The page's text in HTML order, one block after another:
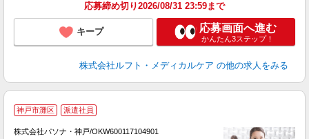
応募締め切り2026/08/31 23:59まで
キープ 応募画面へ進む
かんたん3ステップ！
株式会社ルフト・メディカルケア の他の求人をみる
神戸市灘区 派遣社員
株式会社パソナ・神戸/OKW600117104901